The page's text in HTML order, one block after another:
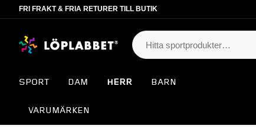
FRI FRAKT & FRIA RETURER TILL BUTIK
SPORT DAM HERR BARN
VARUMÄRKEN